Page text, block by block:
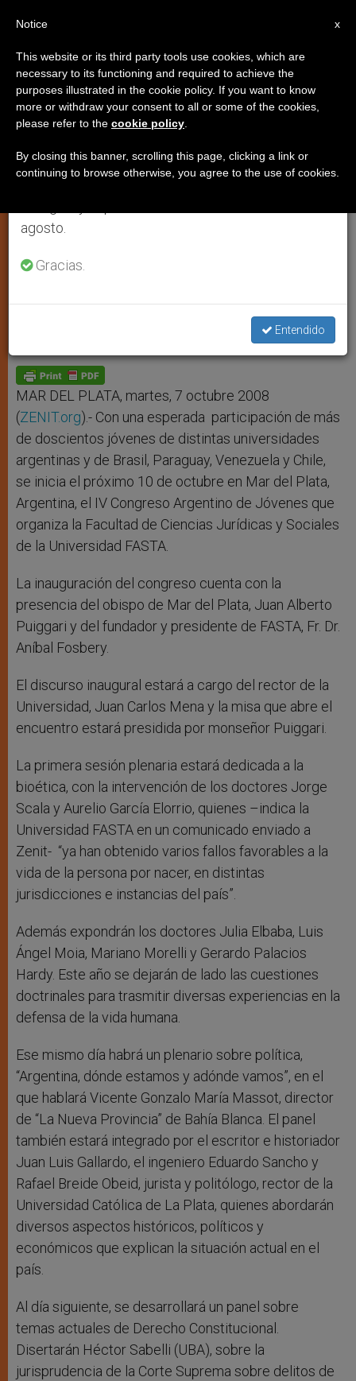
Universitarios latinoamericanos
debaten sobre Bioética
la Universidad FASTA
OCTUBRE 07, 2008 00:00
h
A
p
p
e
n
g
e
a
o
o
k
w
e
h
MAR DEL PLATA, martes, 7 octubre 2008
(ZENIT.org).- Con una esperada participación de más
de doscientos jóvenes de distintas universidades
argentinas y de Brasil, Paraguay, Venezuela y Chile,
se inicia el próximo 10 de octubre en Mar del Plata,
Argentina, el IV Congreso Argentino de Jóvenes que
organiza la Facultad de Ciencias Jurídicas y Sociales
de la Universidad FASTA.
La inauguración del congreso cuenta con la
presencia del obispo de Mar del Plata, Juan Alberto
Puiggari y del fundador y presidente de FASTA, Fr. Dr.
Aníbal Fosbery.
El discurso inaugural estará a cargo del rector de la
Universidad, Juan Carlos Mena y la misa que abre el
encuentro estará presidida por monseñor Puiggari.
La primera sesión plenaria estará dedicada a la
bioética, con la intervención de los doctores Jorge
Scala y Aurelio García Elorrio, quienes –indica la
Universidad FASTA en un comunicado enviado a
Zenit- “ya han obtenido varios fallos favorables a la
vida de la persona por nacer, en distintas
jurisdicciones e instancias del país”.
Además expondrán los doctores Julia Elbaba, Luis
Ángel Moia, Mariano Morelli y Gerardo Palacios
Hardy. Este año se dejarán de lado las cuestiones
doctrinales para trasmitir diversas experiencias en la
defensa de la vida humana.
Ese mismo día habrá un plenario sobre política,
“Argentina, dónde estamos y adónde vamos”, en el
que hablará Vicente Gonzalo María Massot, director
de “La Nueva Provincia” de Bahía Blanca. El panel
también estará integrado por el escritor e historiador
Juan Luis Gallardo, el ingeniero Eduardo Sancho y
Rafael Breide Obeid, jurista y politólogo, rector de la
Universidad Católica de La Plata, quienes abordarán
diversos aspectos históricos, políticos y
económicos que explican la situación actual en el
país.
Al día siguiente, se desarrollará un panel sobre
temas actuales de Derecho Constitucional.
Disertarán Héctor Sabelli (UBA), sobre la
jurisprudencia de la Corte Suprema sobre delitos de
×
Aviso importante
Del 27 de julio al 7 de agosto haremos la pausa
anual, aprovechando que en el periodo de verano
se generan menos informaciones y también el
agosto.
Gracias.
Entendido
x
Notice
This website or its third party tools use cookies, which are
necessary to its functioning and required to achieve the
purposes illustrated in the cookie policy. If you want to know
more or withdraw your consent to all or some of the cookies,
please refer to the cookie policy
By closing this banner, scrolling this page, clicking a link or
continuing to browse otherwise, you agree to the use of cookies.